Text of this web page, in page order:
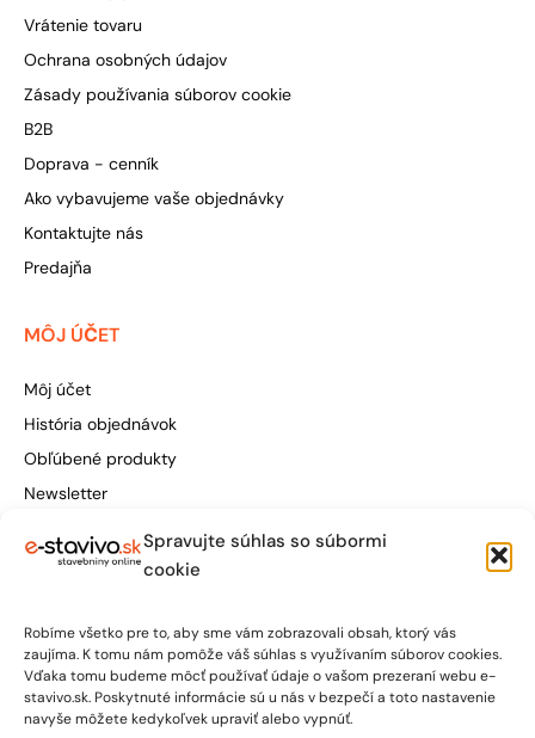
Spravujte súhlas so súbormi
cookie
Robíme všetko pre to, aby sme vám zobrazovali obsah, ktorý vás
zaujíma. K tomu nám pomôže váš súhlas s využívaním súborov cookies.
Vďaka tomu budeme môcť používať údaje o vašom prezeraní webu e-
stavivo.sk. Poskytnuté informácie sú u nás v bezpečí a toto nastavenie
navyše môžete kedykoľvek upraviť alebo vypnúť.
Vrátenie tovaru
Ochrana osobných údajov
Zásady používania súborov cookie
B2B
Doprava - cenník
Ako vybavujeme vaše objednávky
Kontaktujte nás
Predajňa
MÔJ ÚČET
Môj účet
História objednávok
Obľúbené produkty
Newsletter
Štúrova 155, 949 01 Nitra
+421 948 906 050
Po-Pia: 7:00 - 15:30
So: 7:00 - 12:00